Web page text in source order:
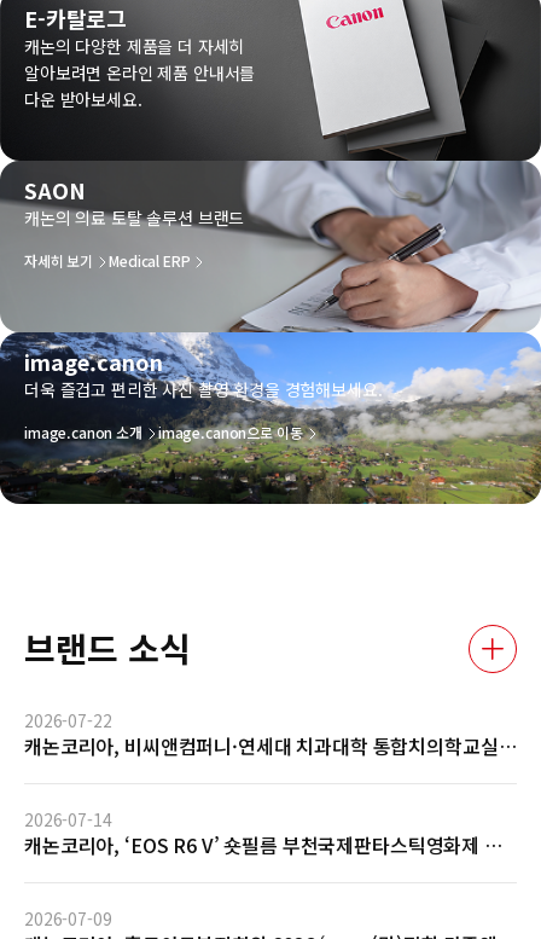
E-카탈로그
캐논의 다양한 제품을 더 자세히
알아보려면 온라인 제품 안내서를
다운 받아보세요.
SAON
캐논의 의료 토탈 솔루션 브랜드
자세히 보기 Medical ERP
image.canon
더욱 즐겁고 편리한 사진 촬영 환경을 경험해보세요.
image.canon 소개 image.canon으로 이동
브랜드 소식
2026-07-22
캐논코리아, 비씨앤컴퍼니·연세대 치과대학 통합치의학교실
2026-07-14
캐논코리아, ‘EOS R6 V’ 숏필름 부천국제판타스틱영화제 공
2026-07-09